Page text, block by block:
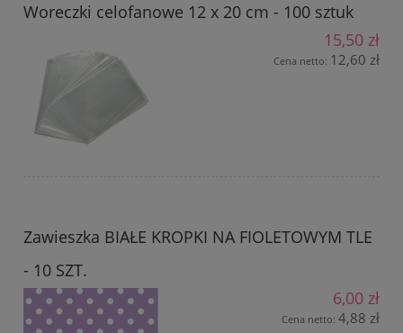
Woreczki celofanowe 12 x 20 cm - 100 sztuk
15,50 zł
Cena netto: 12,60 zł
Zawieszka BIAŁE KROPKI NA FIOLETOWYM TLE
- 10 SZT.
6,00 zł
Cena netto: 4,88 zł